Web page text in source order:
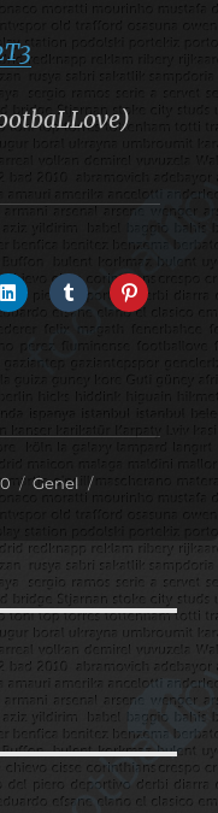
Kategoriler
Genel
Etiketler